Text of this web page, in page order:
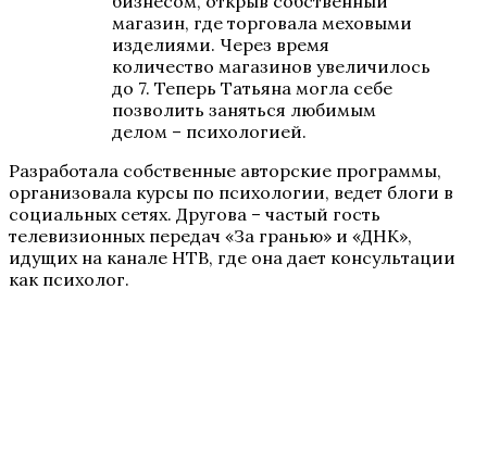
магазин, где торговала меховыми
изделиями. Через время
количество магазинов увеличилось
до 7. Теперь Татьяна могла себе
позволить заняться любимым
делом – психологией.
Разработала собственные авторские программы,
организовала курсы по психологии, ведет блоги в
социальных сетях. Другова – частый гость
телевизионных передач «За гранью» и «ДНК»,
идущих на канале НТВ, где она дает консультации
как психолог.